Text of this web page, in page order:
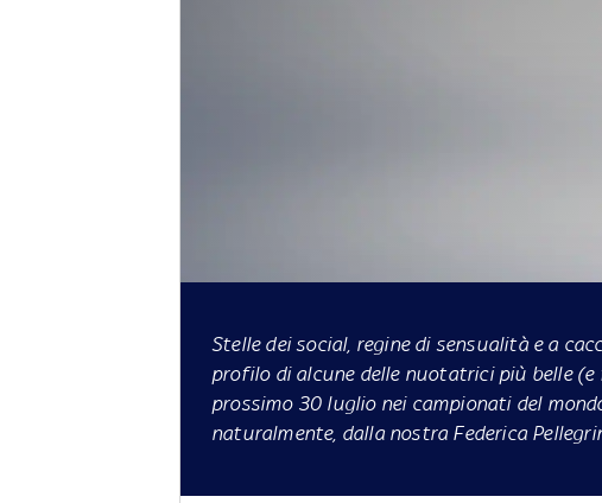
Stelle dei social, regine di sensualità e a
profilo di alcune delle nuotatrici più belle
prossimo 30 luglio nei campionati del
naturalmente, dalla nostra Federica